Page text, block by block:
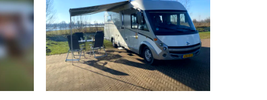
Volgende Vorige Volgende